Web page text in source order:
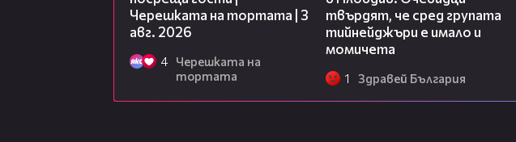
Черешката на тортата | 3
авг. 2026
4
Черешката на
тортата
твърдят, че сред групата
тийнейджъри е имало и
момичета
1 Здравей България